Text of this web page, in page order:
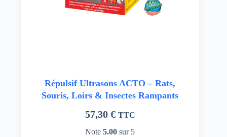
Répulsif Ultrasons ACTO – Rats,
Souris, Loirs & Insectes Rampants
57,30 € TTC
Note5.00 sur 5